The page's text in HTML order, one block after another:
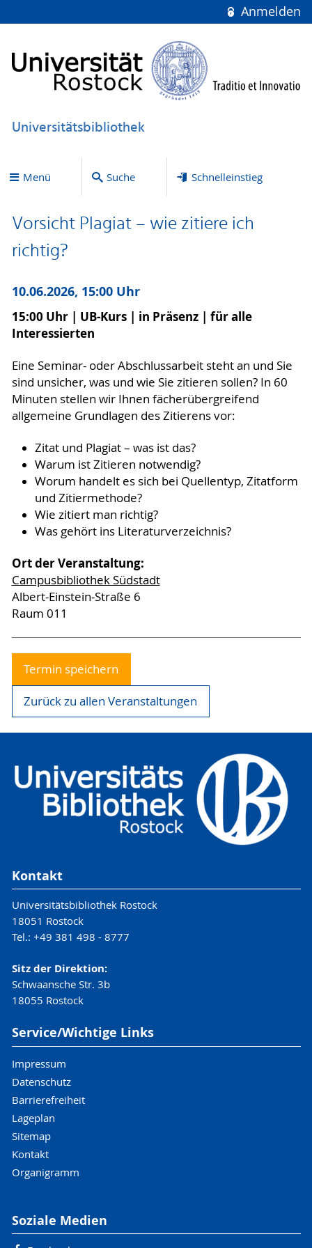
Anmelden
Universitätsbibliothek
Menü Suche Schnelleinstieg
Vorsicht Plagiat – wie zitiere ich
richtig?
10.06.2026, 15:00 Uhr
15:00 Uhr | UB-Kurs | in Präsenz | für alle
Interessierten
Eine Seminar- oder Abschlussarbeit steht an und Sie
sind unsicher, was und wie Sie zitieren sollen? In 60
Minuten stellen wir Ihnen fächerübergreifend
allgemeine Grundlagen des Zitierens vor:
Zitat und Plagiat – was ist das?
Warum ist Zitieren notwendig?
Worum handelt es sich bei Quellentyp, Zitatform
und Zitiermethode?
Wie zitiert man richtig?
Was gehört ins Literaturverzeichnis?
Ort der Veranstaltung:
Campusbibliothek Südstadt
Albert-Einstein-Straße 6
Raum 011
Termin speichern
Zurück zu allen Veranstaltungen
Kontakt
Universitätsbibliothek Rostock
18051 Rostock
Tel.: +49 381 498 - 8777
Sitz der Direktion:
Schwaansche Str. 3b
18055 Rostock
Service/Wichtige Links
Impressum
Datenschutz
Barrierefreiheit
Lageplan
Sitemap
Kontakt
Organigramm
Soziale Medien